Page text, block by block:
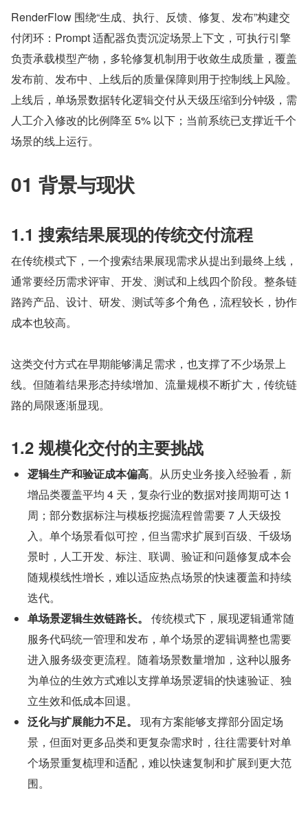
RenderFlow 围绕“生成、执行、反馈、修复、发布”构建交
付闭环：Prompt 适配器负责沉淀场景上下文，可执行引擎
负责承载模型产物，多轮修复机制用于收敛生成质量，覆盖
发布前、发布中、上线后的质量保障则用于控制线上风险。
上线后，单场景数据转化逻辑交付从天级压缩到分钟级，需
人工介入修改的比例降至 5% 以下；当前系统已支撑近千个
场景的线上运行。
01 背景与现状
1.1 搜索结果展现的传统交付流程
在传统模式下，一个搜索结果展现需求从提出到最终上线，
通常要经历需求评审、开发、测试和上线四个阶段。整条链
路跨产品、设计、研发、测试等多个角色，流程较长，协作
成本也较高。
这类交付方式在早期能够满足需求，也支撑了不少场景上
线。但随着结果形态持续增加、流量规模不断扩大，传统链
路的局限逐渐显现。
1.2 规模化交付的主要挑战
逻辑生产和验证成本偏高。从历史业务接入经验看，新
增品类覆盖平均 4 天，复杂行业的数据对接周期可达 1
周；部分数据标注与模板挖掘流程曾需要 7 人天级投
入。单个场景看似可控，但当需求扩展到百级、千级场
景时，人工开发、标注、联调、验证和问题修复成本会
随规模线性增长，难以适应热点场景的快速覆盖和持续
迭代。
单场景逻辑生效链路长。
传统模式下，展现逻辑通常随
服务代码统一管理和发布，单个场景的逻辑调整也需要
进入服务级变更流程。随着场景数量增加，这种以服务
为单位的生效方式难以支撑单场景逻辑的快速验证、独
立生效和低成本回退。
泛化与扩展能力不足。
现有方案能够支撑部分固定场
景，但面对更多品类和更复杂需求时，往往需要针对单
个场景重复梳理和适配，难以快速复制和扩展到更大范
围。